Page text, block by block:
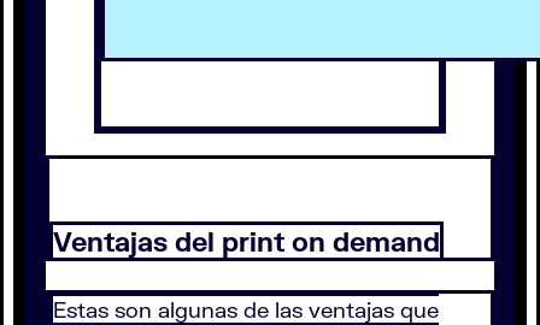
Ventajas del print on demand
Estas son algunas de las ventajas que